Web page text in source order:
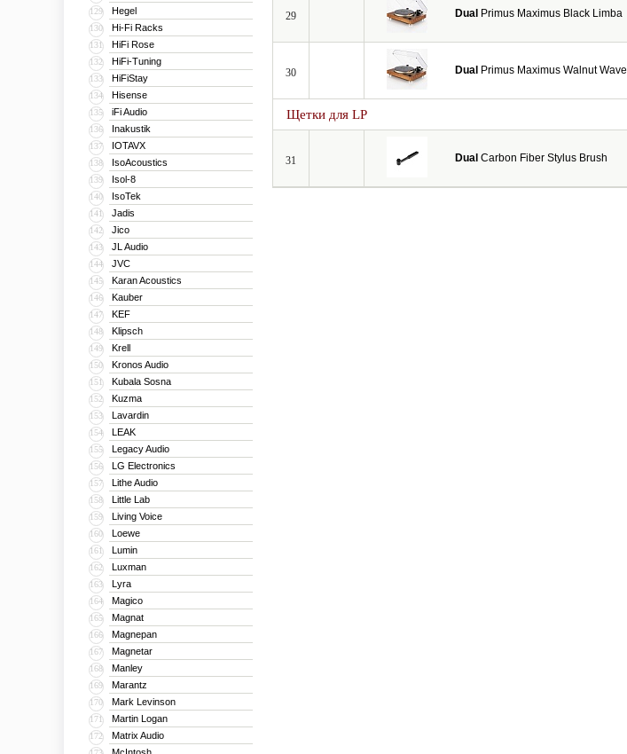
129 Hegel
130 Hi-Fi Racks
131 HiFi Rose
132 HiFi-Tuning
133 HiFiStay
134 Hisense
135 iFi Audio
136 Inakustik
137 IOTAVX
138 IsoAcoustics
139 Isol-8
140 IsoTek
141 Jadis
142 Jico
143 JL Audio
144 JVC
145 Karan Acoustics
146 Kauber
147 KEF
148 Klipsch
149 Krell
150 Kronos Audio
151 Kubala Sosna
152 Kuzma
153 Lavardin
154 LEAK
155 Legacy Audio
156 LG Electronics
157 Lithe Audio
158 Little Lab
159 Living Voice
160 Loewe
161 Lumin
162 Luxman
163 Lyra
164 Magico
165 Magnat
166 Magnepan
167 Magnetar
168 Manley
169 Marantz
170 Mark Levinson
171 Martin Logan
172 Matrix Audio
29 Dual Primus Maximus Black Limba
30 Dual Primus Maximus Walnut Wave
Щетки для LP
31 Dual Carbon Fiber Stylus Brush